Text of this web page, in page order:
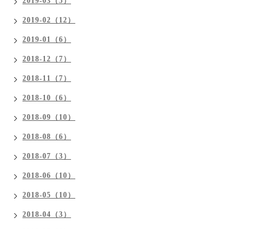
2019-02（12）
2019-01（6）
2018-12（7）
2018-11（7）
2018-10（6）
2018-09（10）
2018-08（6）
2018-07（3）
2018-06（10）
2018-05（10）
2018-04（3）